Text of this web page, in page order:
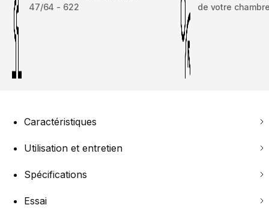
47/64 - 622
de votre
Caractéristiques
Utilisation et entretien
Spécifications
Essai